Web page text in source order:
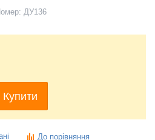
ДУ136
Купити
До порівняння